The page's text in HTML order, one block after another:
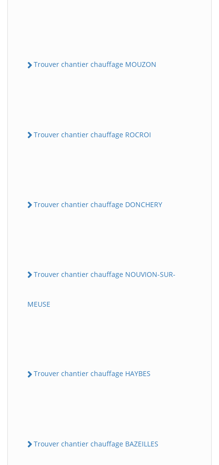
Trouver chantier chauffage MOUZON
Trouver chantier chauffage ROCROI
Trouver chantier chauffage DONCHERY
Trouver chantier chauffage NOUVION-SUR-
MEUSE
Trouver chantier chauffage HAYBES
Trouver chantier chauffage BAZEILLES